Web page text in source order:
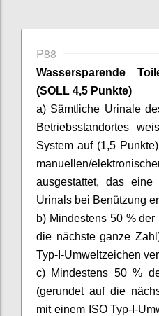
P88
Wassersparende
(SOLL 4,5 Punkte)
a) Sämtliche Urinale
Betriebsstandortes
System auf (1,5
manuellen/
ausgestattet, das eine
Urinals bei Benützung
b) Mindestens 50 %
die nächste ganze
Typ-I-Umweltzeichen
c) Mindestens 50 %
(gerundet auf die
mit einem ISO Typ-I-